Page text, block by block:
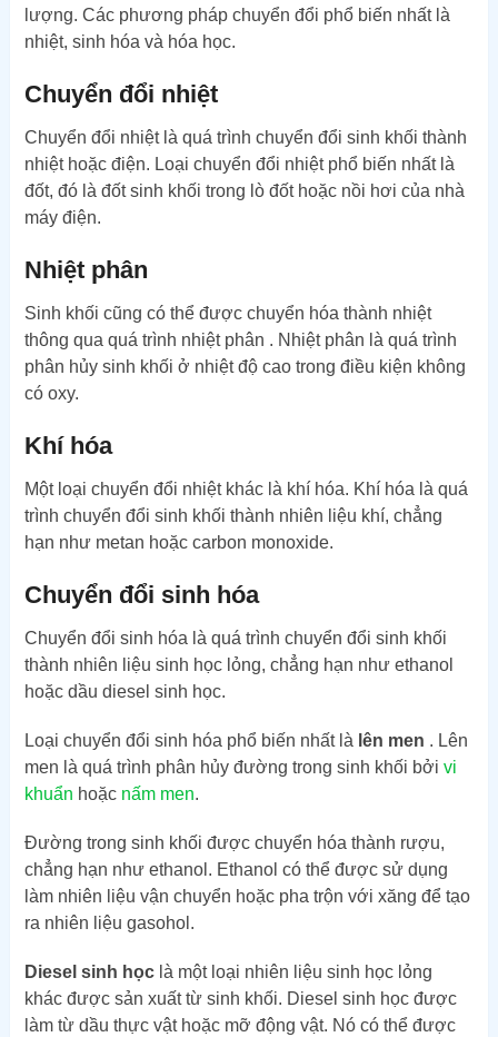
lượng. Các phương pháp chuyển đổi phổ biến nhất là
nhiệt, sinh hóa và hóa học.
Chuyển đổi nhiệt
Chuyển đổi nhiệt là quá trình chuyển đổi sinh khối thành
nhiệt hoặc điện. Loại chuyển đổi nhiệt phổ biến nhất là
đốt, đó là đốt sinh khối trong lò đốt hoặc nồi hơi của nhà
máy điện.
Nhiệt phân
Sinh khối cũng có thể được chuyển hóa thành nhiệt
thông qua quá trình nhiệt phân . Nhiệt phân là quá trình
phân hủy sinh khối ở nhiệt độ cao trong điều kiện không
có oxy.
Khí hóa
Một loại chuyển đổi nhiệt khác là khí hóa. Khí hóa là quá
trình chuyển đổi sinh khối thành nhiên liệu khí, chẳng
hạn như metan hoặc carbon monoxide.
Chuyển đổi sinh hóa
Chuyển đổi sinh hóa là quá trình chuyển đổi sinh khối
thành nhiên liệu sinh học lỏng, chẳng hạn như ethanol
hoặc dầu diesel sinh học.
Loại chuyển đổi sinh hóa phổ biến nhất là lên men . Lên
men là quá trình phân hủy đường trong sinh khối bởi vi
khuẩn hoặc nấm men.
Đường trong sinh khối được chuyển hóa thành rượu,
chẳng hạn như ethanol. Ethanol có thể được sử dụng
làm nhiên liệu vận chuyển hoặc pha trộn với xăng để tạo
ra nhiên liệu gasohol.
Diesel sinh họclà một loại nhiên liệu sinh học lỏng
khác được sản xuất từ ​​​​sinh khối. Diesel sinh học được
làm từ dầu thực vật hoặc mỡ động vật. Nó có thể được